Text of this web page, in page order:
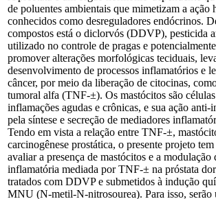
de poluentes ambientais que mimetizam a ação
conhecidos como desreguladores endócrinos.
compostos está o diclorvós (DDVP), pesticida
utilizado no controle de pragas e
promover alterações morfológicas teciduais,
desenvolvimento de processos inflamatórios e
câncer, por meio da liberação de citocinas,
tumoral alfa (TNF-±). Os mastócitos são células
inflamações agudas e crônicas, e sua ação anti-
pela síntese e secreção de mediadores
Tendo em vista a relação entre TNF-±,
carcinogênese prostática, o presente projeto
avaliar a presença de mastócitos e a modulação
inflamatória mediada por TNF-± na próstata
tratados com DDVP e submetidos à indução
MNU (N-metil-N-nitrosourea). Para isso, serão